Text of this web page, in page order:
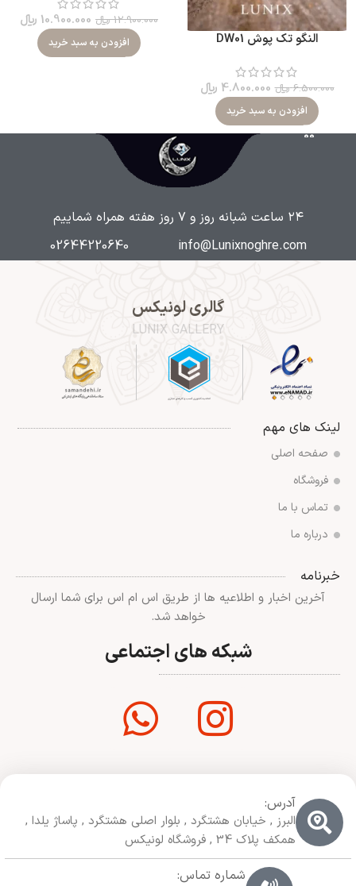
النگو تک پوش DW01
6.500.000﷼ 4.800.000 ﷼
افزودن به سبد خرید
12.900.000﷼ 10.900.000 ﷼
افزودن به سبد خرید
۲۴ ساعت شبانه روز و ۷ روز هفته همراه شماییم
info@Lunixnoghre.com
02644220640
گالری لونیکس
LUNIX GALLERY
لینک های مهم
صفحه اصلی
فروشگاه
تماس با ما
درباره ما
خبرنامه
آخرین اخبار و اطلاعیه ها از طریق اس ام اس برای شما ارسال
خواهد شد.
شبکه های اجتماعی
آدرس:
البرز , خیابان هشتگرد , بلوار اصلی هشتگرد , پاساژ یلدا ,
همکف پلاک 34 , فروشگاه لونیکس
شماره تماس: